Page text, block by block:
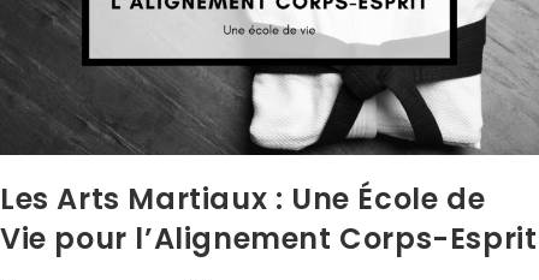
Les Arts Martiaux : Une École de
Vie pour l’Alignement Corps-Esprit